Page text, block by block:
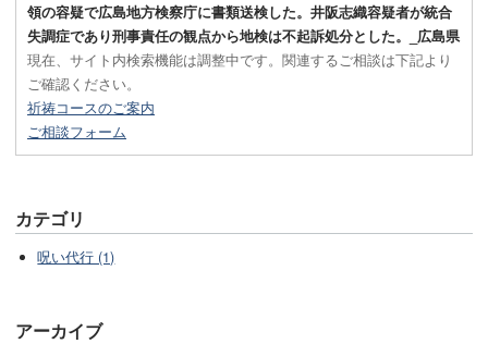
領の容疑で広島地方検察庁に書類送検した。井阪志織容疑者が統合
失調症であり刑事責任の観点から地検は不起訴処分とした。_広島県
現在、サイト内検索機能は調整中です。関連するご相談は下記より
ご確認ください。
祈祷コースのご案内
ご相談フォーム
カテゴリ
呪い代行 (1)
アーカイブ